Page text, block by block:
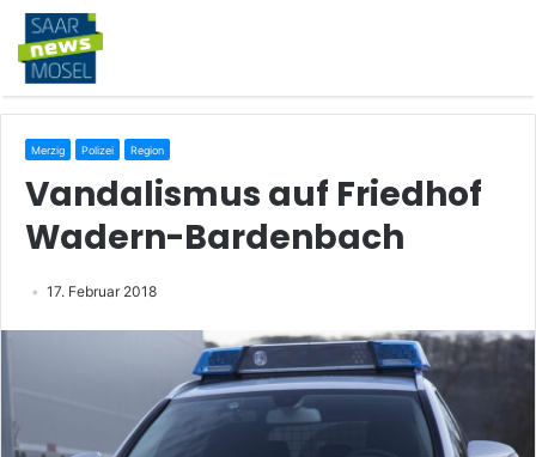
Merzig Polizei Region
Vandalismus auf Friedhof
Wadern-Bardenbach
17. Februar 2018